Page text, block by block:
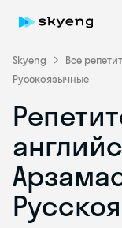
Skyeng Все
Русскоязычные
Skyeng Chat